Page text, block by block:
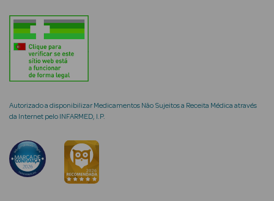
Criança
Rosto e
Ver Tudo
Cosmética
Rosto
Autorizado a disponibilizar Medicamentos Não Sujeitos a Receita Médica através
da Internet pelo INFARMED, I.P.